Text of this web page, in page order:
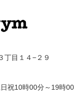
丁目１４−２９
祝10時00分～19時00